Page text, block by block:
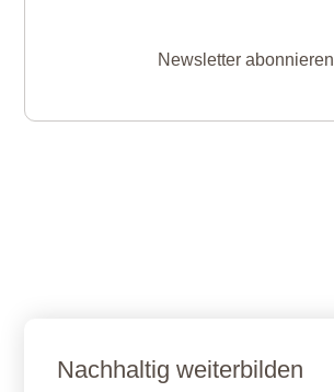
Newsletter abonnieren
Nachhaltig weiterbilden